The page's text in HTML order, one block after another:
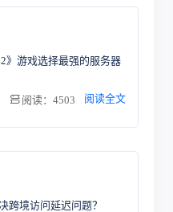
》游戏选择最强的服务器
阅读：4503 阅读全文
跨境访问延迟问题？